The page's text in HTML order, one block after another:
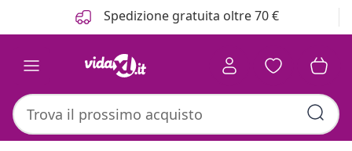
Spedizione gratuita oltre 70 €